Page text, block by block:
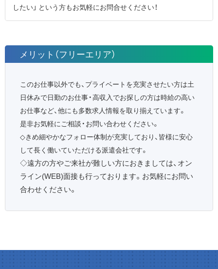
したい」 という方もお気軽にお問合せください！
メリット（フリーエリア）
このお仕事以外でも、プライベートを充実させたい方は土
日休みで日勤のお仕事・高収入でお探しの方は時給の高い
お仕事など、他にも多数求人情報を取り揃えています。
是非お気軽にご相談・お問い合わせください。
◇きめ細やかなフォロー体制が充実しており、皆様に安心
して長く働いていただける派遣会社です。
◇遠方の方やご来社が難しい方におきましては、オン
ライン(WEB)面接も行っております。お気軽にお問い
合わせください。